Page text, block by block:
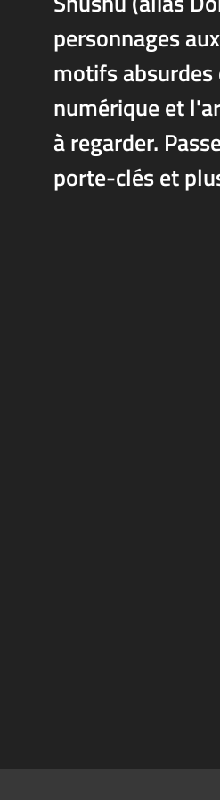
personnages
motifs
numérique et
à regarder.
porte-clés et